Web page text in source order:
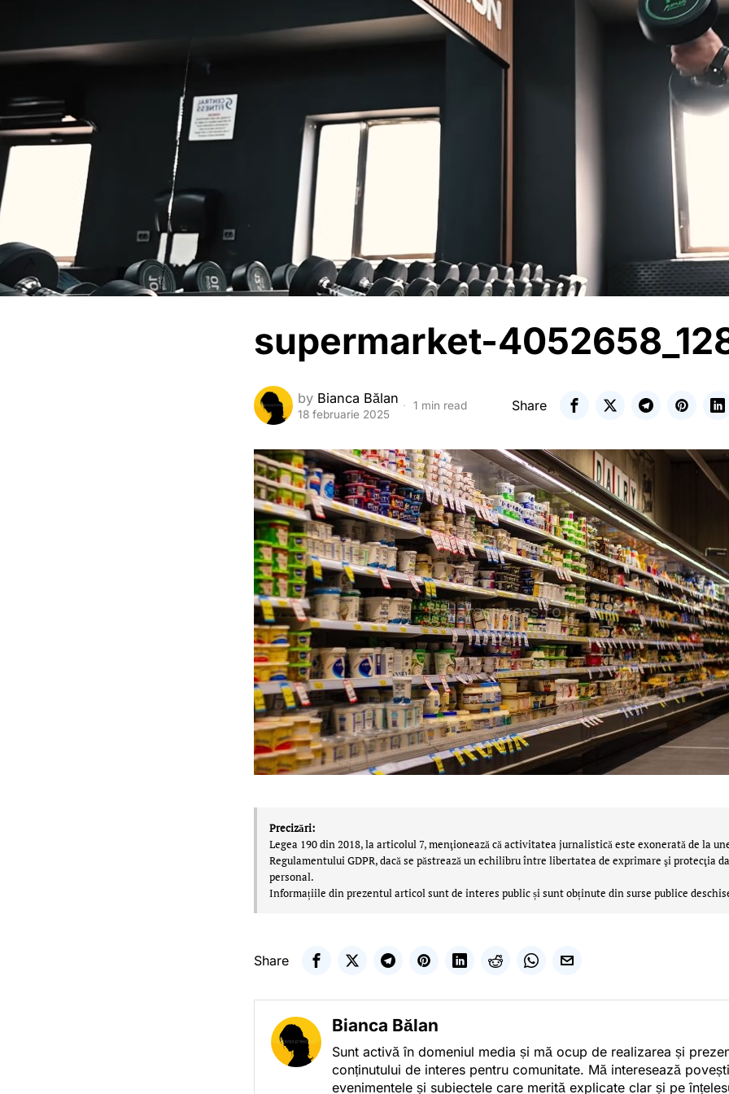
supermarket-
by Bianca Bălan
18 februarie 2025
1 min read Share
Precizări:
Legea 190 din 2018, la articolul 7, menţionează că activitatea jurnalistică este exonerată de la
Regulamentului GDPR, dacă se păstrează un echilibru între libertatea de exprimare şi protecţia
personal.
Informațiile din prezentul articol sunt de interes public și sunt obținute din surse publice
Share
Bianca Bălan
Sunt activă în domeniul media și mă ocup de realizarea și
conținutului de interes pentru comunitate. Mă interesează
evenimentele și subiectele care merită explicate clar și pe